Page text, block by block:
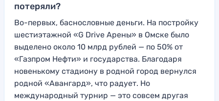
потеряли?
Во-первых, баснословные деньги. На постройку
шестиэтажной «G Drive Арены» в Омске было
выделено около 10 млрд рублей — по 50% от
«Газпром Нефти» и государства. Благодаря
новенькому стадиону в родной город вернулся
родной «Авангард», что радует. Но
международный турнир — это совсем другая